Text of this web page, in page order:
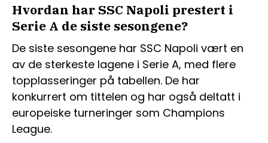
Hvordan har SSC Napoli prestert i
Serie A de siste sesongene?
De siste sesongene har SSC Napoli vært en
av de sterkeste lagene i Serie A, med flere
topplasseringer på tabellen. De har
konkurrert om tittelen og har også deltatt i
europeiske turneringer som Champions
League.